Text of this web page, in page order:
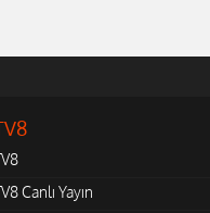
Canlı Yayın